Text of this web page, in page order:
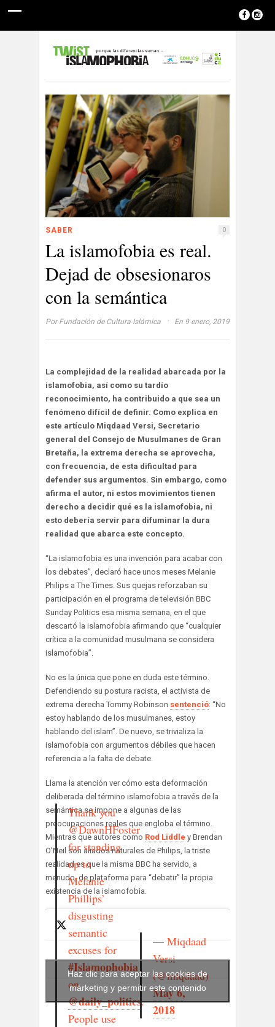
SABER 0
La islamofobia es real.
Dejad de obsesionaros
con la semántica
Por Fundación de Cultura Islámica · En 9 enero, 2019
La complejidad de la realidad abarcada por la
islamofobia, así como su tardío
reconocimiento, ha contribuido a que sea un
fenómeno difícil de definir. Como explica en
este artículo Miqdaad Versi, Secretario
general del Consejo de Musulmanes de Gran
Bretaña, la extrema derecha se aprovecha,
con frecuencia, de esta dificultad para
defender sus argumentos. Sin embargo, como
afirma el autor, ni estos movimientos tienen
derecho a decidir qué es la islamofobia, ni
esto debería servir para difuminar la dura
realidad que abarca este concepto.
“La islamofobia es una invención para acabar con
los debates”, declaró hace unos meses Melanie
Philips a The Times. Sus quejas reforzaban su
participación en el programa de televisión BBC
Sunday Politics esa misma semana, en el que
descartó la islamofobia afirmando que “cualquier
crítica a la comunidad musulmana se considera
islamofobia”.
No es la única que pone en duda este término.
Defendiendo su postura racista, el activista de
extrema derecha Tommy Robinson sentenció: “No
estoy hablando de los musulmanes, estoy
hablando del islam”. De nuevo, se trivializa la
islamofobia con argumentos débiles que hacen
referencia a la falta de debate.
Llama la atención ver cómo esta deformación
deliberada del término islamofobia a través de la
semántica se impone a algunas de las
preocupaciones reales que engloba el término.
Mientras que autores como Rod Liddle y Brendan
O’Neil son aliados naturales de Philips, la triste
realidad es que la misma BBC ha servido, a
menudo, de plataforma para “debatir” la propia
existencia de la islamofobia.
Thank you
@DawnHFoster
for standing
up to
Melanie
Phillips’
disgusting
semantic
excuses for
#Islamophobia
on
@daily_politics.
People use
— Miqdaad
Versi
(@miqdaad)
May 6,
2018
Haz clic para aceptar las cookies de
márketing y permitir este contenido